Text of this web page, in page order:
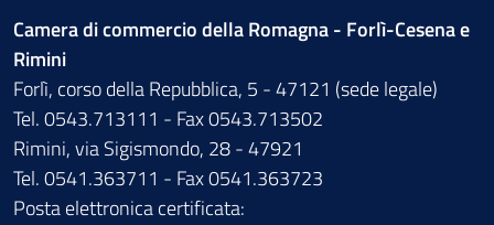
Camera di commercio della Romagna - Forlì-Cesena e
Rimini
Forlì, corso della Repubblica, 5 - 47121 (sede legale)
Tel. 0543.713111 - Fax 0543.713502
Rimini, via Sigismondo, 28 - 47921
Tel. 0541.363711 - Fax 0541.363723
Posta elettronica certificata: